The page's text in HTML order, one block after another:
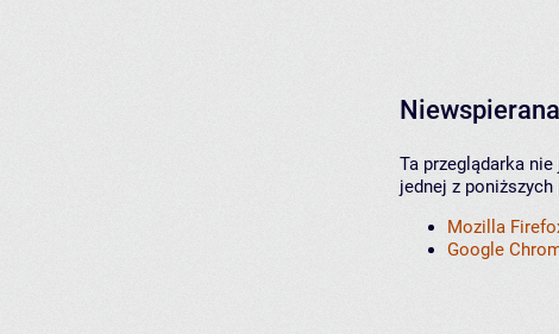
Ta przeglądarka
jednej z poniższych
Mozilla
Google